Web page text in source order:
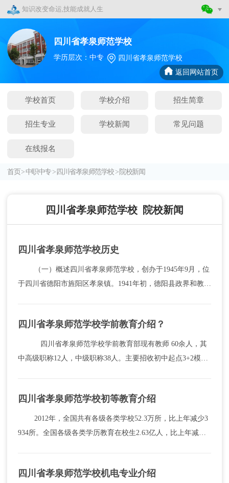
知识改变命运,技能成就人生
四川省孝泉师范学校
四川省孝泉师范学校
学历层次：中专
返回网站首页
学校首页 学校介绍 招生简章
招生专业 学校新闻 常见问题
在线报名
首页 >中职中专 > 四川省孝泉师范学校 > 院校新闻
四川省孝泉师范学校 院校新闻
四川省孝泉师范学校历史
（一）概述四川省孝泉师范学校，创办于1945年9月，位
于四川省德阳市旌阳区孝泉镇。1941年初，德阳县政界和教育
四川省孝泉师范学校学前教育介绍？
四川省孝泉师范学校学前教育部现有教师 60余人，其
中高级职称12人，中级职称38人。主要招收初中起点3+2模式
四川省孝泉师范学校初等教育介绍
2012年，全国共有各级各类学校52.3万所，比上年减少3
934所。全国各级各类学历教育在校生2.63亿人，比上年减少2
四川省孝泉师范学校机电专业介绍